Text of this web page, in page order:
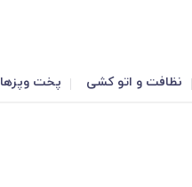
نظافت و اتو کشی پخت وپزها